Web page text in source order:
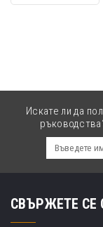
Искате ли да
СВЪРЖЕТЕ СЕ